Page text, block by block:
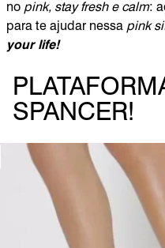
no pink, stay fresh e calm:
para te ajudar nessa pink
your life!
SPANCER!